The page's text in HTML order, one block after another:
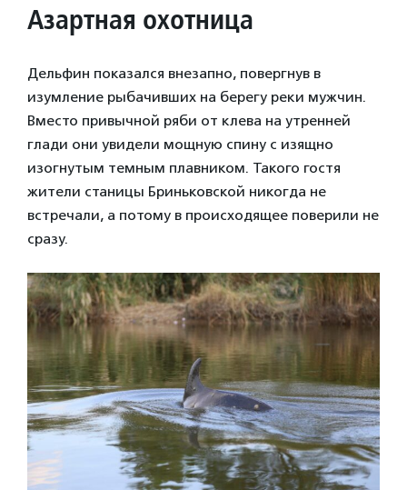
Азартная охотница
Дельфин показался внезапно, повергнув в
изумление рыбачивших на берегу реки мужчин.
Вместо привычной ряби от клева на утренней
глади они увидели мощную спину с изящно
изогнутым темным плавником. Такого гостя
жители станицы Бриньковской никогда не
встречали, а потому в происходящее поверили не
сразу.